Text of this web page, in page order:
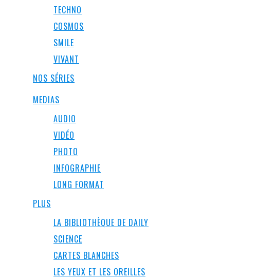
TECHNO
COSMOS
SMILE
VIVANT
NOS SÉRIES
MEDIAS
AUDIO
VIDÉO
PHOTO
INFOGRAPHIE
LONG FORMAT
PLUS
LA BIBLIOTHÈQUE DE DAILY
SCIENCE
CARTES BLANCHES
LES YEUX ET LES OREILLES